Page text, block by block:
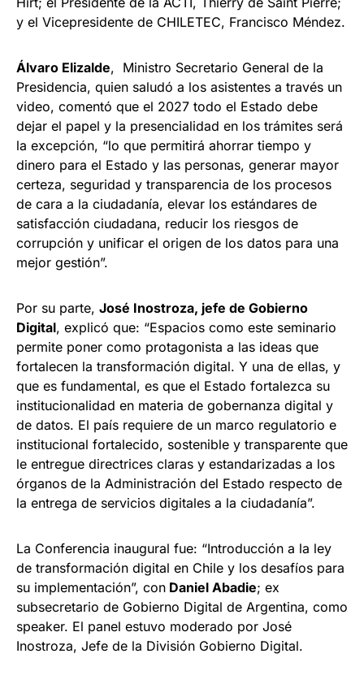
y el Vicepresidente de CHILETEC, Francisco Méndez.
Álvaro Elizalde, Ministro Secretario General de la
Presidencia, quien saludó a los asistentes a través un
video, comentó que el 2027 todo el Estado debe
dejar el papel y la presencialidad en los trámites será
la excepción, “lo que permitirá ahorrar tiempo y
dinero para el Estado y las personas, generar mayor
certeza, seguridad y transparencia de los procesos
de cara a la ciudadanía, elevar los estándares de
satisfacción ciudadana, reducir los riesgos de
corrupción y unificar el origen de los datos para una
mejor gestión”.
Por su parte, José Inostroza, jefe de Gobierno
Digital, explicó que: “Espacios como este seminario
permite poner como protagonista a las ideas que
fortalecen la transformación digital. Y una de ellas, y
que es fundamental, es que el Estado fortalezca su
institucionalidad en materia de gobernanza digital y
de datos. El país requiere de un marco regulatorio e
institucional fortalecido, sostenible y transparente que
le entregue directrices claras y estandarizadas a los
órganos de la Administración del Estado respecto de
la entrega de servicios digitales a la ciudadanía”.
La Conferencia inaugural fue: “Introducción a la ley
de transformación digital en Chile y los desafíos para
su implementación”, con Daniel Abadie; ex
subsecretario de Gobierno Digital de Argentina, como
speaker. El panel estuvo moderado por José
Inostroza, Jefe de la División Gobierno Digital.